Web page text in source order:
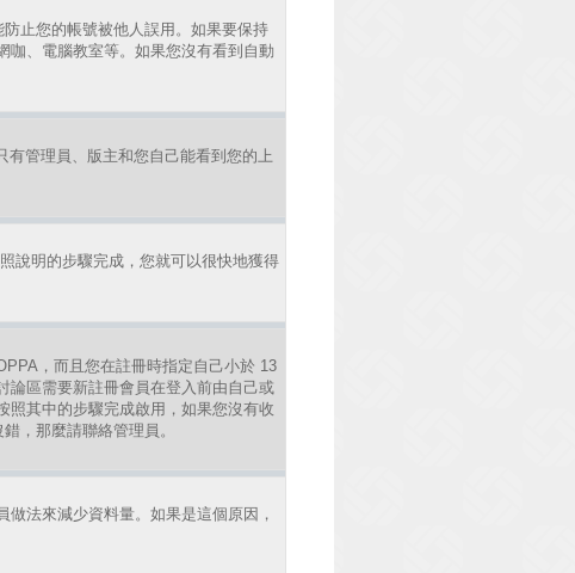
止您的帳號被他人誤用。如果要保持
咖、電腦教室等。如果您沒有看到自動
有管理員、版主和您自己能看到您的上
說明的步驟完成，您就可以很快地獲得
，而且您在註冊時指定自己小於 13
論區需要新註冊會員在登入前由自己或
照其中的步驟完成啟用，如果您沒有收
，那麼請聯絡管理員。
法來減少資料量。如果是這個原因，